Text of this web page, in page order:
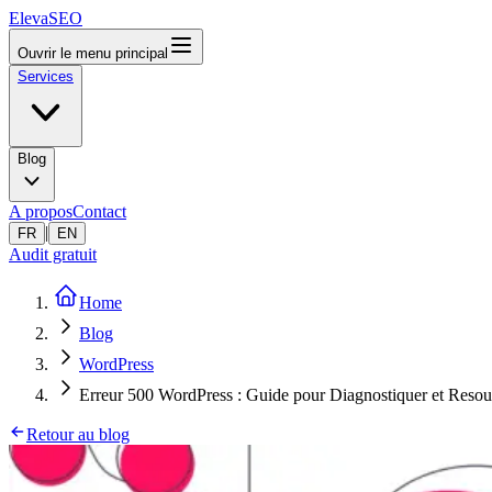
ElevaSEO
Ouvrir le menu principal
Services
Blog
A proposContact
FR | EN
Audit gratuit
Home
Blog
WordPress
Erreur 500 WordPress : Guide pour Diagnostiquer et
Retour au blog